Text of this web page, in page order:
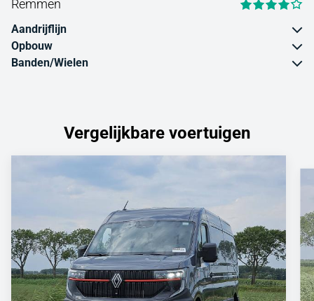
Remmen
Aandrijflijn
Opbouw
Banden/Wielen
Vergelijkbare voertuigen